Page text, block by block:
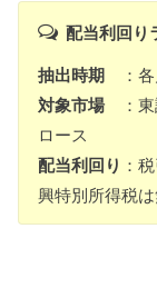
配当利回り
抽出時期
：各
対象市場
：
ロース
配当利回り ：
興特別所得税は